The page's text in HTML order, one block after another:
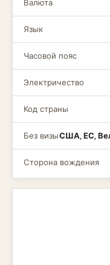
Валюта
Язык
Часовой пояс
Электричество
Код страны
Без визыСША, ЕС,
Сторона вождения